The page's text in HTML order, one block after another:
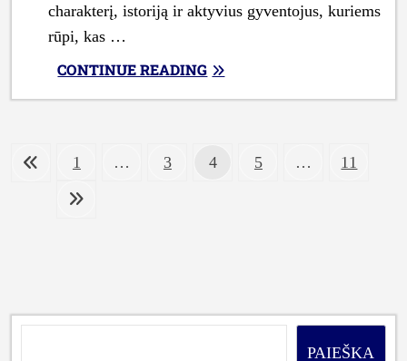
charakterį, istoriją ir aktyvius gyventojus, kuriems
rūpi, kas …
CONTINUE READING„KAIP
DALINTIS
VILKIJOS
Įrašų
puslapiavimas
Previous
Page
1 … Page
3 Page
4 Page
5 … Page
11
PAIEŠKA